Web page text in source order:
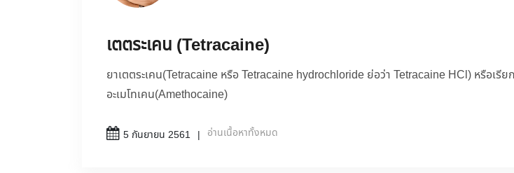
เตตระเคน (Tetracaine)
ยาเตตระเคน(Tetracaine หรือ Tetracaine hydrochloride ย่อว่า Tetracaine HCl) หรือเรีย
อะเมโทเคน(Amethocaine)
5 กันยายน 2561 อ่านเนื้อหาทั้งหมด